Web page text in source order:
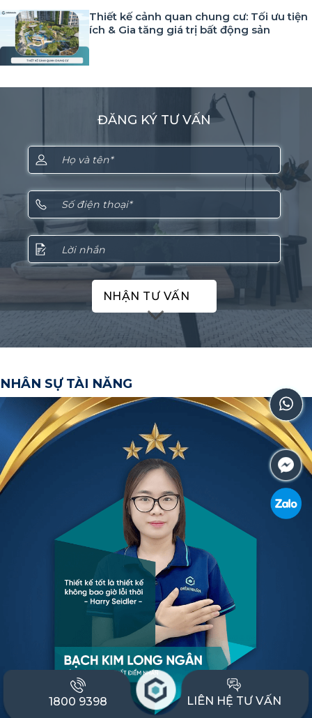
Thiết kế cảnh quan chung cư: Tối ưu tiện
ích & Gia tăng giá trị bất động sản
ĐĂNG KÝ TƯ VẤN
NHẬN TƯ VẤN
NHÂN SỰ TÀI NĂNG
1800 9398 LIÊN HỆ TƯ VẤN